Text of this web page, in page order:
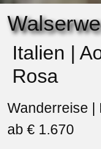
Italien |
Rosa
Wanderreise |
ab € 1.670